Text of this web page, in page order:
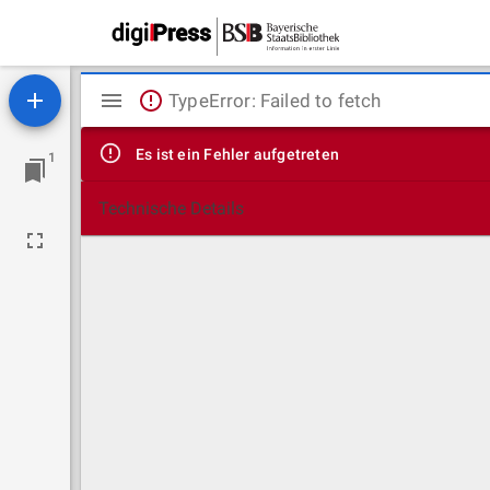
1
Mirador
Viewer
TypeError: Failed to fetch
Es ist ein Fehler aufgetreten
Technische Details